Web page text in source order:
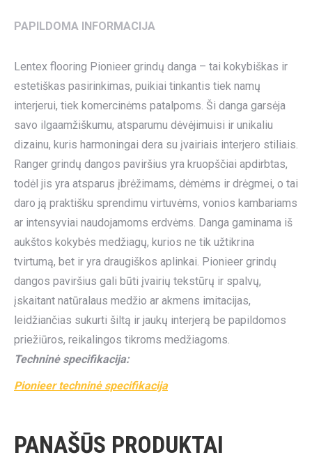
PAPILDOMA INFORMACIJA
Lentex flooring Pionieer grindų danga – tai kokybiškas ir
estetiškas pasirinkimas, puikiai tinkantis tiek namų
interjerui, tiek komercinėms patalpoms. Ši danga garsėja
savo ilgaamžiškumu, atsparumu dėvėjimuisi ir unikaliu
dizainu, kuris harmoningai dera su įvairiais interjero stiliais.
Ranger grindų dangos paviršius yra kruopščiai apdirbtas,
todėl jis yra atsparus įbrėžimams, dėmėms ir drėgmei, o tai
daro ją praktišku sprendimu virtuvėms, vonios kambariams
ar intensyviai naudojamoms erdvėms. Danga gaminama iš
aukštos kokybės medžiagų, kurios ne tik užtikrina
tvirtumą, bet ir yra draugiškos aplinkai. Pionieer grindų
dangos paviršius gali būti įvairių tekstūrų ir spalvų,
įskaitant natūralaus medžio ar akmens imitacijas,
leidžiančias sukurti šiltą ir jaukų interjerą be papildomos
priežiūros, reikalingos tikroms medžiagoms.
Techninė specifikacija:
Pionieer techninė specifikacija
PANAŠŪS PRODUKTAI